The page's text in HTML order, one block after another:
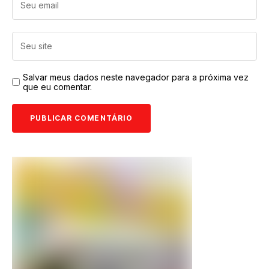
Salvar meus dados neste navegador para a próxima vez
que eu comentar.